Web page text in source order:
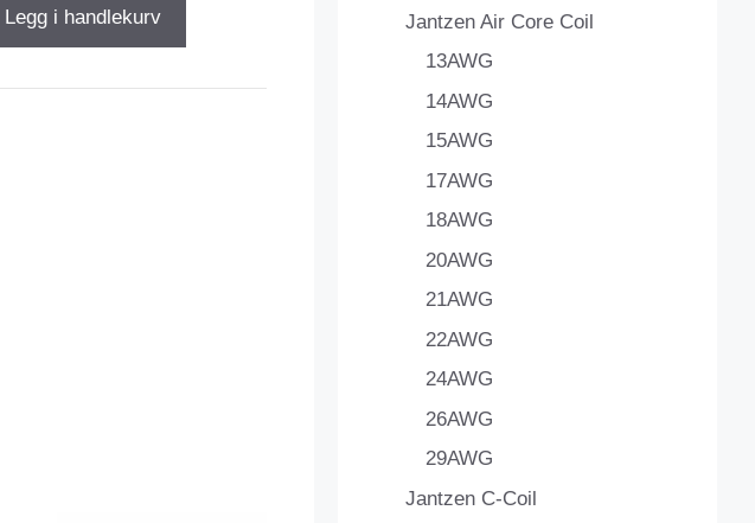
Legg i handlekurv
Jantzen Air Core Coil
13AWG
14AWG
15AWG
17AWG
18AWG
20AWG
21AWG
22AWG
24AWG
26AWG
29AWG
Jantzen C-Coil